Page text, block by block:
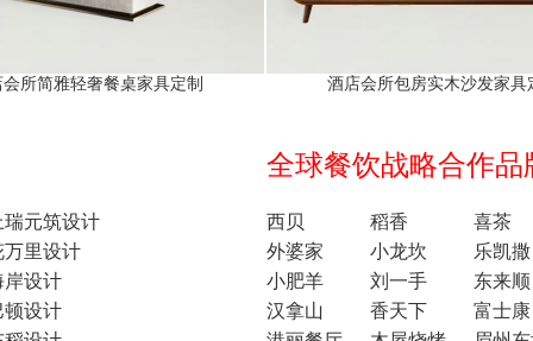
所简雅轻奢餐桌家具定制 酒店会所包房实木沙发家具
瑞元筑设计
万里设计
岸设计
顿设计
全球餐饮战略合作品
西贝 稻香
喜茶
外婆家
小龙坎
乐凯撒
小肥羊
刘一手
东来顺
汉拿山
香天下
富士康